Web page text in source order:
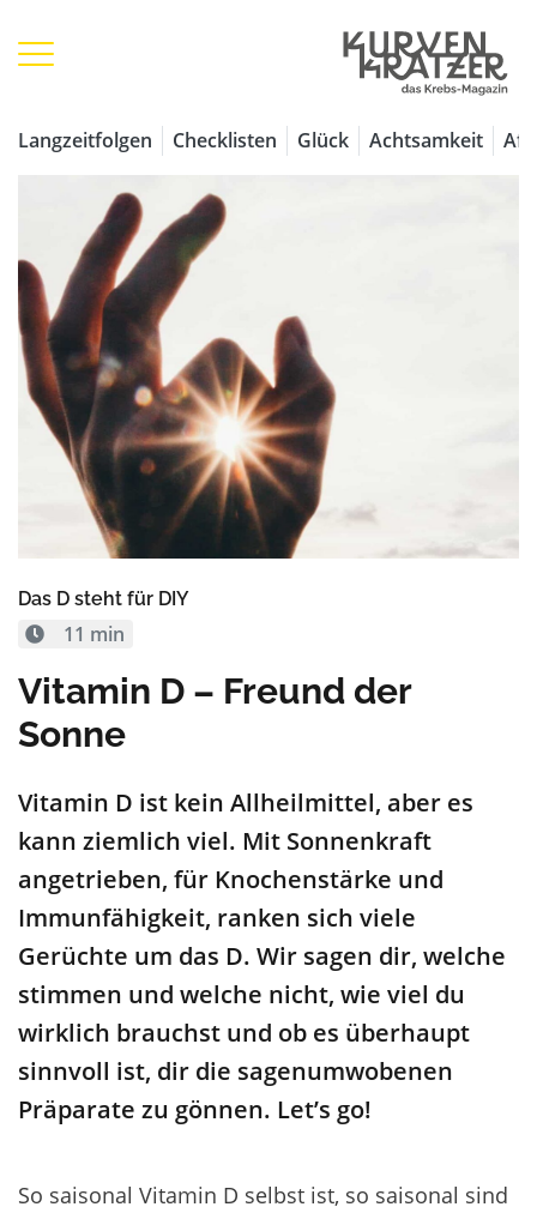
Langzeitfolgen Checklisten Glück Achtsamkeit
Das D steht für DIY
11 min
Vitamin D – Freund der
Sonne
Vitamin D ist kein Allheilmittel, aber es
kann ziemlich viel. Mit Sonnenkraft
angetrieben, für Knochenstärke und
Immunfähigkeit, ranken sich viele
Gerüchte um das D. Wir sagen dir, welche
stimmen und welche nicht, wie viel du
wirklich brauchst und ob es überhaupt
sinnvoll ist, dir die sagenumwobenen
Präparate zu gönnen. Let’s go!
So saisonal Vitamin D selbst ist, so saisonal sind